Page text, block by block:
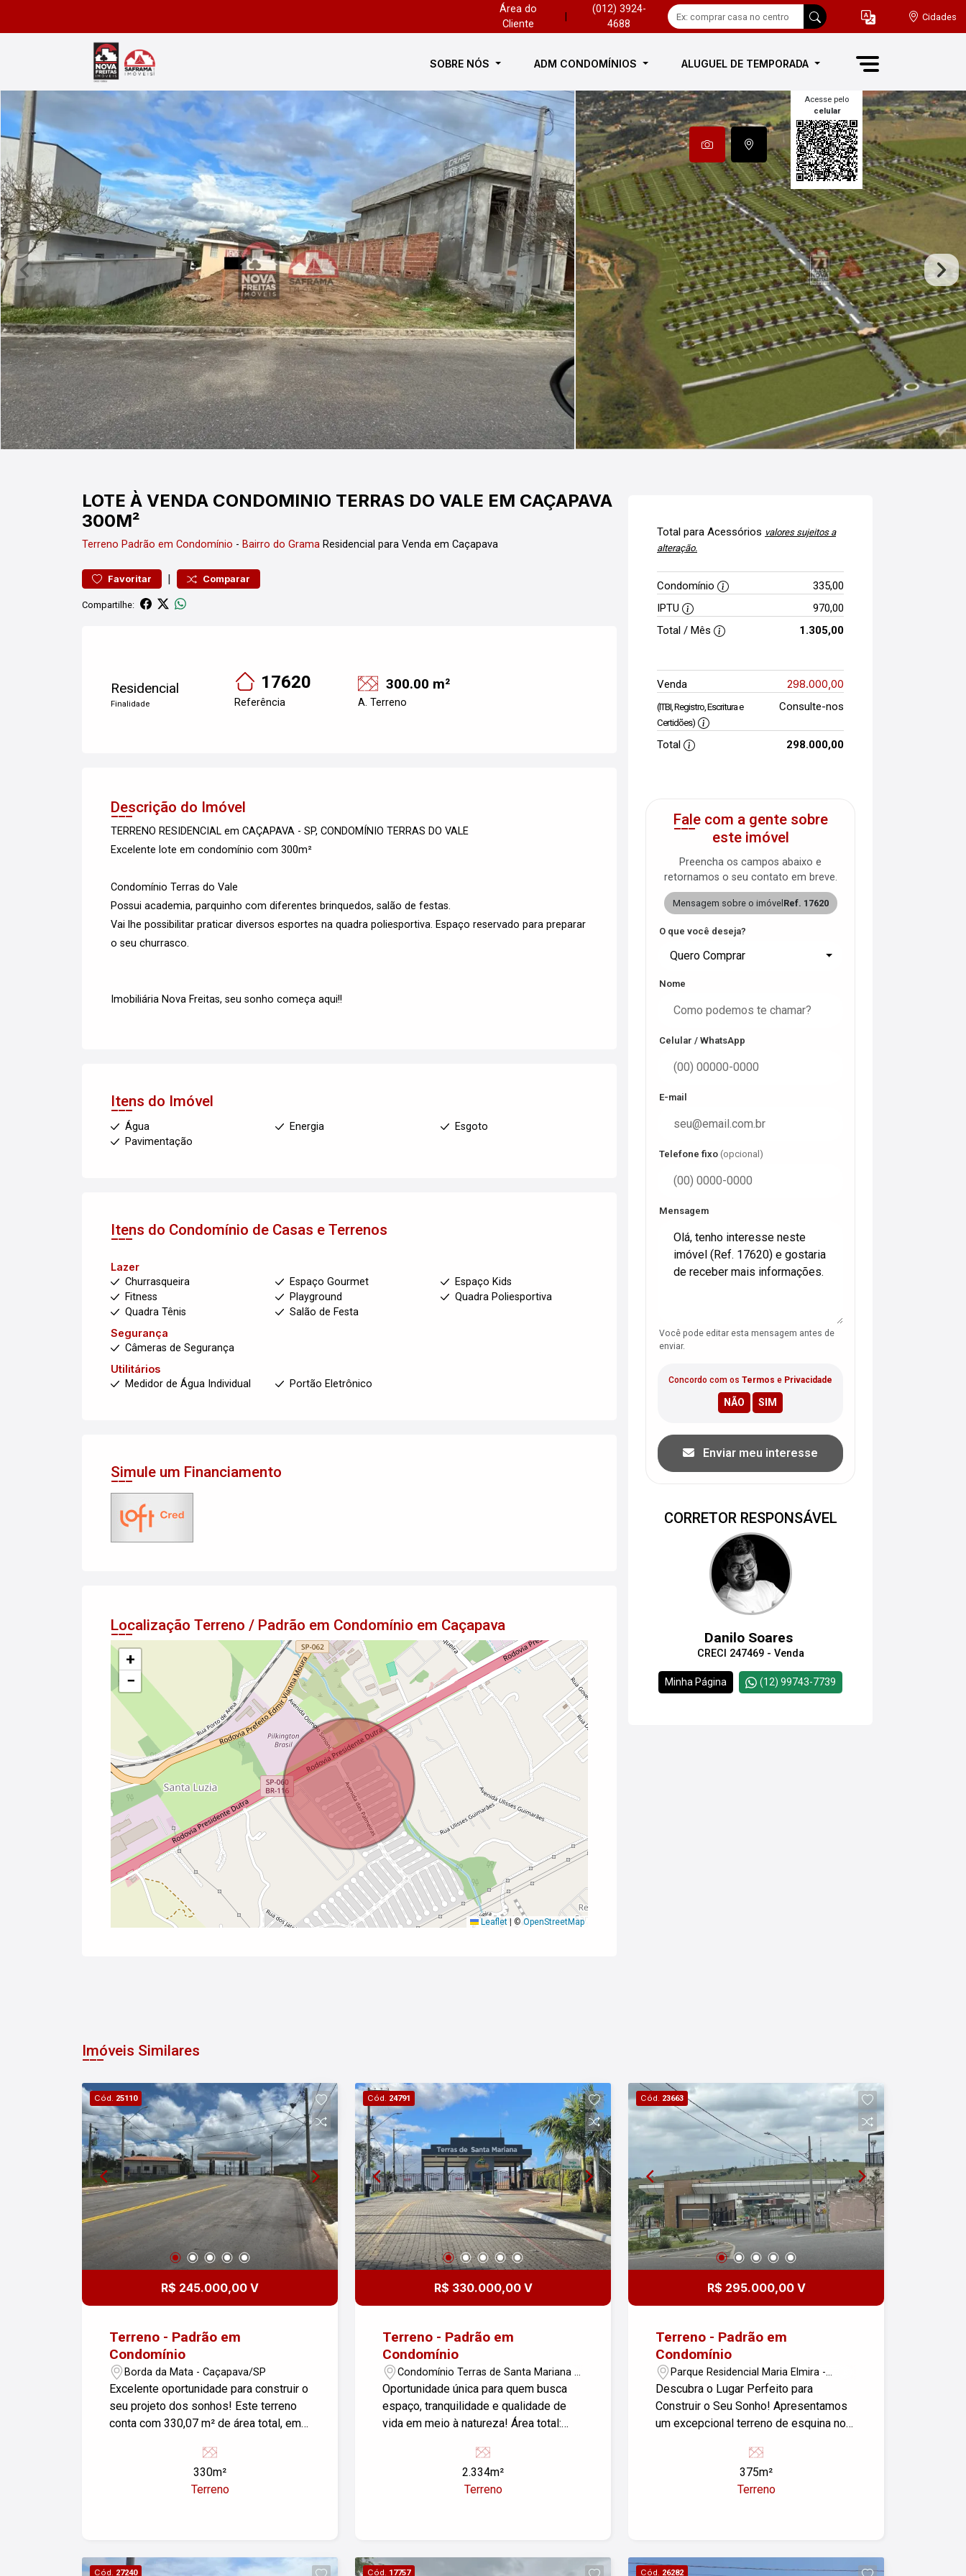
Área do
Cliente
(012) 3924-
4688
Cidades
SOBRE NÓS ADM CONDOMÍNIOS ALUGUEL DE TEMPORADA
Acesse pelo
celular
LOTE À VENDA CONDOMINIO TERRAS DO VALE EM CAÇAPAVA
300M²
Terreno Padrão em Condomínio - Bairro do Grama Residencial para Venda em Caçapava
Favoritar | Comparar
Compartilhe:
Residencial
Finalidade
17620
Referência
300.00 m²
A. Terreno
Descrição do Imóvel
TERRENO RESIDENCIAL em CAÇAPAVA - SP, CONDOMÍNIO TERRAS DO VALE
Excelente lote em condomínio com 300m²
Condomínio Terras do Vale
Possui academia, parquinho com diferentes brinquedos, salão de festas.
Vai lhe possibilitar praticar diversos esportes na quadra poliesportiva. Espaço reservado para preparar
o seu churrasco.
Imobiliária Nova Freitas, seu sonho começa aqui!!
Itens do Imóvel
Água Energia
Esgoto
Pavimentação
Itens do Condomínio de Casas e Terrenos
Lazer
Churrasqueira
Espaço Gourmet
Espaço Kids
Fitness
Playground
Quadra Poliesportiva
Quadra Tênis
Salão de Festa
Segurança
Câmeras de Segurança
Utilitários
Medidor de Água Individual
Portão Eletrônico
Simule um Financiamento
Localização Terreno / Padrão em Condomínio em Caçapava
+
−
Leaflet © OpenStreetMap
Total para Acessórios valores sujeitos a
alteração.
Condomínio
335,00
IPTU
970,00
Total / Mês
1.305,00
Venda 298.000,00
(ITBI, Registro, Escritura e
Certidões)
Consulte-nos
Total 298.000,00
Fale com a gente sobre
este imóvel
Preencha os campos abaixo e
retornamos o seu contato em breve.
Mensagem sobre o imóvel Ref. 17620
O que você deseja?
Quero Comprar
Nome
Celular / WhatsApp
E-mail
Telefone fixo (opcional)
Mensagem
Você pode editar esta mensagem antes de
enviar.
Concordo com os Termos e Privacidade
Enviar meu interesse
CORRETOR RESPONSÁVEL
Danilo Soares
CRECI 247469 - Venda
Minha Página (12) 99743-7739
Imóveis Similares
Cód. 25110
R$ 245.000,00 V
Terreno - Padrão em
Condomínio
Borda da Mata - Caçapava/SP
Excelente oportunidade para construir o
seu projeto dos sonhos! Este terreno
conta com 330,07 m² de área total, em
Lago, um dos lugares mais tranquilos e
valorizados de Caçapava. Ideal para
quem busca qualidade de vida, contato
para construção Rua tranquila e em
330m²
Terreno
Cód. 24791
R$ 330.000,00 V
Terreno - Padrão em
Condomínio
Condomínio Terras de Santa Mariana -
Caçapava/SP
Oportunidade única para quem busca
espaço, tranquilidade e qualidade de
vida em meio à natureza! Área total:
área com topografia favorável Ideal
para construção de casa térrea ou
sobrado com amplo espaço de lazer
vizinhança consolidada O Condomínio
2.334m²
Terreno
Cód. 23663
R$ 295.000,00 V
Terreno - Padrão em
Condomínio
Parque Residencial Maria Elmira -
Caçapava/SP
Descubra o Lugar Perfeito para
Construir o Seu Sonho! Apresentamos
um excepcional terreno de esquina no
Malibu, localizado em Caçapava, SP.
Com 375m² de área, este lote oferece a
oportunidade ideal para você projetar e
Privilegiada: Situado na Quadra Y, Lote
375m²
Terreno
Cód. 27240 Cód. 17757 Cód. 26282